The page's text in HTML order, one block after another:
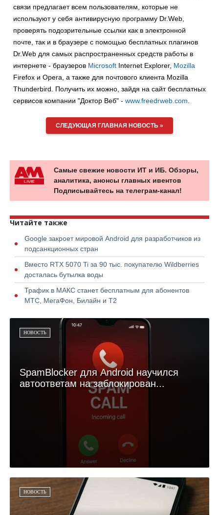
связи предлагает всем пользователям, которые не
используют у себя антивирусную программу Dr.Web,
проверять подозрительные ссылки как в электронной
почте, так и в браузере с помощью бесплатных плагинов
Dr.Web для самых распространенных средств работы в
интернете - браузеров Microsoft Internet Explorer, Mozilla
Firefox и Opera, а также для почтового клиента Mozilla
Thunderbird. Получить их можно, зайдя на сайт бесплатных
сервисов компании "Доктор Веб" - www.freedrweb.com.
СЛЕДУЮЩАЯ ГЛАВНАЯ НОВОСТЬ »
Самые свежие новости ИТ и ИБ. Обзоры,
аналитика, анонсы главных ивентов
Подписывайтесь на телеграм-канал!
Читайте также
Google закроет мировой Android для разработчиков из
подсанкционных стран
Вместо RTX 5070 Ti за 90 тыс. покупателю Wildberries
досталась бутылка воды
Трафик в МАКС станет бесплатным для абонентов
МТС, МегаФон, Билайн и Т2
НОВОСТЬ
SpamBlocker для Android научился
автоответам на заблокирован...
НОВОСТЬ